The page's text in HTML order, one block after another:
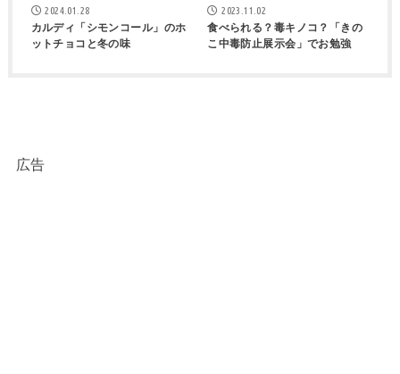
2024.01.28
カルディ「シモンコール」のホ
ットチョコと冬の味
2023.11.02
食べられる？毒キノコ？「きの
こ中毒防止展示会」でお勉強
広告